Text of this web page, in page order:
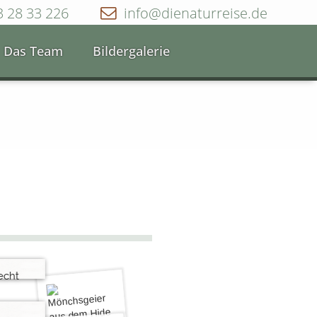
info@dienaturreise.de
28 33 226
Das Team Bildergalerie